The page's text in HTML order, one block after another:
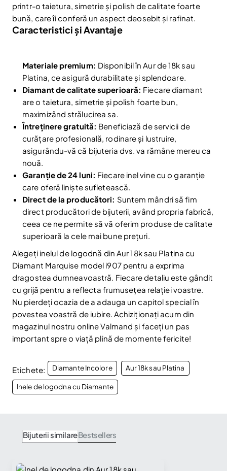
Fii la curent cu noutățile și promoțiile abonându-te
la newsletter-ul nostru.
Abonare
Am citit și sunt de acord cu Politica de confidentialitate
printr-o taietura, simetrie și polish de calitate foarte
bună, care îi conferă un aspect deosebit și rafinat.
Caracteristici și Avantaje
Materiale premium: Disponibil în Aur de 18k sau
Platina, ce asigură durabilitate și splendoare.
Diamant de calitate superioară: Fiecare diamant
are o taietura, simetrie și polish foarte bun,
maximizând strălucirea sa.
Întreținere gratuită: Beneficiază de servicii de
curățare profesională, rodinare și lustruire,
asigurându-vă că bijuteria dvs. va rămâne mereu ca
nouă.
Garanție de 24 luni: Fiecare inel vine cu o garanție
care oferă liniște sufletească.
Direct de la producători: Suntem mândri să fim
direct producători de bijuterii, având propria fabrică,
ceea ce ne permite să vă oferim produse de calitate
superioară la cele mai bune prețuri.
Alegeți inelul de logodnă din Aur 18k sau Platina cu
Diamant Marquise model i907 pentru a exprima
dragostea dumneavoastră. Fiecare detaliu este gândit
cu grijă pentru a reflecta frumusețea relației voastre.
Nu pierdeți ocazia de a adauga un capitol special în
povestea voastră de iubire. Achiziționați acum din
magazinul nostru online Valmand și faceți un pas
important spre o viață plină de momente fericite!
Etichete: Diamante Incolore Aur 18k sau Platina
Inele de logodna cu Diamante
Bijuterii similareBestsellers